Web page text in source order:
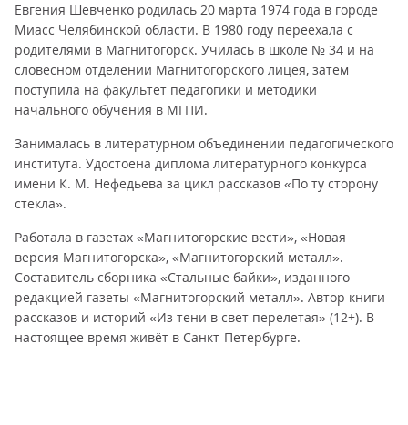
Евгения Шевченко родилась 20 марта 1974 года в городе
Миасс Челябинской области. В 1980 году переехала с
родителями в Магнитогорск. Училась в школе № 34 и на
словесном отделении Магнитогорского лицея, затем
поступила на факультет педагогики и методики
начального обучения в МГПИ.
Занималась в литературном объединении педагогического
института. Удостоена диплома литературного конкурса
имени К. М. Нефедьева за цикл рассказов «По ту сторону
стекла».
Работала в газетах «Магнитогорские вести», «Новая
версия Магнитогорска», «Магнитогорский металл».
Составитель сборника «Стальные байки», изданного
редакцией газеты «Магнитогорский металл». Автор книги
рассказов и историй «Из тени в свет перелетая» (12+). В
настоящее время живёт в Санкт-Петербурге.